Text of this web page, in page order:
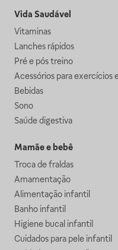
Vida Saudável
Vitaminas
Lanches rápidos
Pré e pós treino
Acessórios para exercícios
Bebidas
Sono
Saúde digestiva
Mamãe e bebê
Troca de fraldas
Amamentação
Alimentação infantil
Banho infantil
Higiene bucal infantil
Cuidados para pele infantil